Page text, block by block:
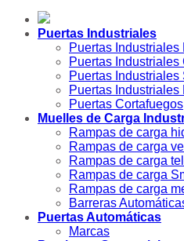
Puertas Industriales
Puertas Industriales
Puertas Industriales
Puertas
Puertas Industriales
Puertas Cortafuegos
Muelles de Carga
Rampas de carga
Rampas de carga
Rampas de carga
Rampas de carga
Rampas de carga
Barreras
Puertas Automáticas
Marcas